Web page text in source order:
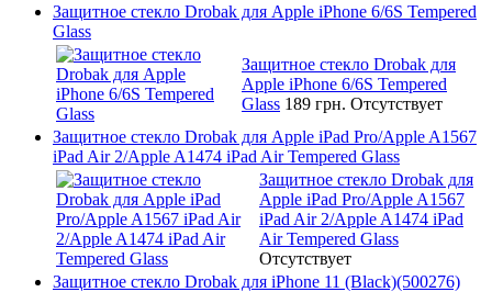
Защитное стекло Drobak для Apple iPhone 6/6S Tempered
Glass
Защитное стекло Drobak для
Apple iPhone 6/6S Tempered
Glass 189 грн. Отсутствует
Защитное стекло Drobak для Apple iPad Pro/Apple A1567
iPad Air 2/Apple A1474 iPad Air Tempered Glass
Защитное стекло Drobak для
Apple iPad Pro/Apple A1567
iPad Air 2/Apple A1474 iPad
Air Tempered Glass
Отсутствует
Защитное стекло Drobak для iPhone 11 (Black)(500276)